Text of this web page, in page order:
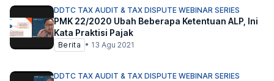
DDTC TAX AUDIT & TAX DISPUTE WEBINAR SERIES
PMK 22/2020 Ubah Beberapa Ketentuan ALP, Ini
Kata Praktisi Pajak
Berita • 13 Agu 2021
DDTC TAX AUDIT & TAX DISPUTE WEBINAR SERIES